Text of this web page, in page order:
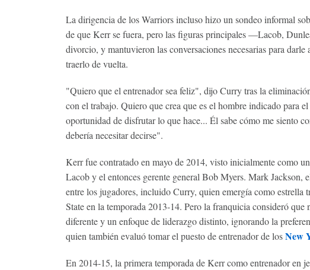
La dirigencia de los Warriors incluso hizo un sondeo informal
de que Kerr se fuera, pero las figuras principales —Lacob,
divorcio, y mantuvieron las conversaciones necesarias para
traerlo de vuelta.
"Quiero que el entrenador sea feliz", dijo Curry tras la
con el trabajo. Quiero que crea que es el hombre indicado para
oportunidad de disfrutar lo que hace... Él sabe cómo me siento
debería necesitar decirse".
Kerr fue contratado en mayo de 2014, visto inicialmente como
Lacob y el entonces gerente general Bob Myers. Mark Jackson,
entre los jugadores, incluido Curry, quien emergía como estrella
State en la temporada 2013-14. Pero la franquicia consideró que
diferente y un enfoque de liderazgo distinto, ignorando la
quien también evaluó tomar el puesto de entrenador de losNew
En 2014-15, la primera temporada de Kerr como entrenador